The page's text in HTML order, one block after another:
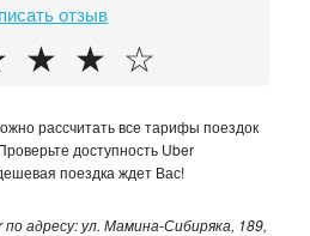
отзыв
☆
★
★
рассчитать все тарифы поездок
доступность Uber
поездка ждет Вас!
адресу: ул. Мамина-Сибиряка, 189,